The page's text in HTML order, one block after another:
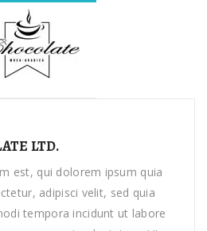
LTD.
est, qui dolorem ipsum quia
adipisci velit, sed quia
tempora incidunt ut labore